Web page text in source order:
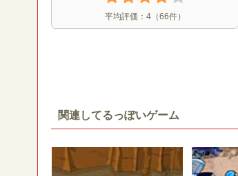
平均評価： 4（66件）
関連してるっぽいゲーム